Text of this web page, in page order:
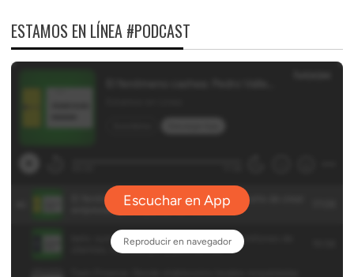
ESTAMOS EN LÍNEA #PODCAST